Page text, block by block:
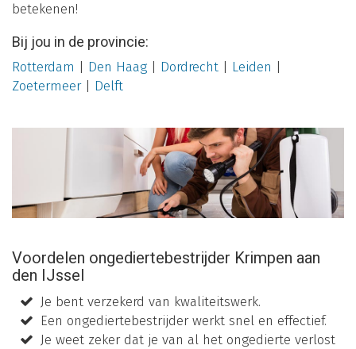
betekenen!
Bij jou in de provincie:
Rotterdam Den Haag Dordrecht Leiden
Zoetermeer| Delft
Voordelen ongediertebestrijder Krimpen aan
den IJssel
Je bent verzekerd van kwaliteitswerk.
Een ongediertebestrijder werkt snel en effectief.
Je weet zeker dat je van al het ongedierte verlost